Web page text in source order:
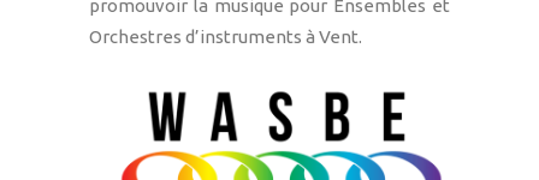
promouvoir la musique pour Ensembles et
Orchestres d’instruments à Vent.